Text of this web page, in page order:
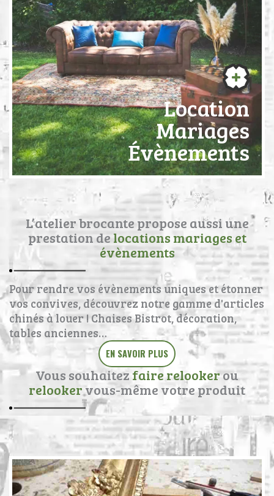
Location
Mariages
Évènements
L’atelier brocante propose aussi une
prestation de locations mariages et
évènements
Pour rendre vos évènements uniques et étonner
vos convives, découvrez notre gamme d'articles
chinés à louer ! Chaises Bistrot, décoration,
tables anciennes…
EN SAVOIR PLUS
Vous souhaitez faire relookerou
relookervous-même votre produit